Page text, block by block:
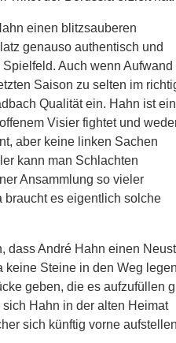
einen blitzsauberen
genauso authentisch und
Auch wenn Aufwand
Saison zu selten im
Qualität ein. Hahn ist ein
Visier fightet und
aber keine linken Sachen
kann man Schlachten
Ansammlung so vieler
braucht es eigentlich solche
dass André Hahn einen
Steine in den Weg
geben, die es aufzufüllen
Hahn in der alten Heimat
sich künftig vorne